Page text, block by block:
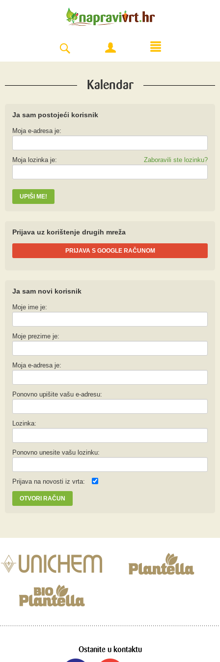
Kalendar
Ja sam postojeći korisnik
Moja e-adresa je:
Moja lozinka je: Zaboravili ste lozinku?
UPIŠI ME!
Prijava uz korištenje drugih mreža
PRIJAVA S GOOGLE RAČUNOM
Ja sam novi korisnik
Moje ime je:
Moje prezime je:
Moja e-adresa je:
Ponovno upišite vašu e-adresu:
Lozinka:
Ponovno unesite vašu lozinku:
Prijava na novosti iz vrta:
OTVORI RAČUN
Ostanite u kontaktu